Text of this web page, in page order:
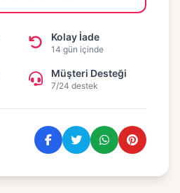
Kolay İade
14 gün içinde
Müşteri Desteği
7/24 destek